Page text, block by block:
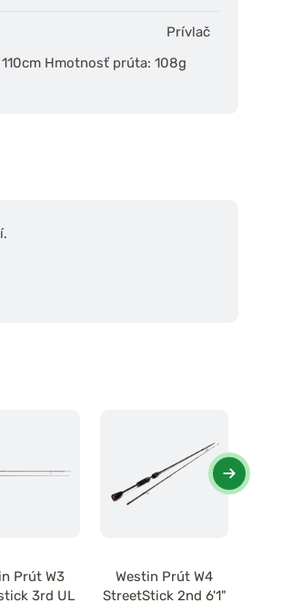
Prívlač
Hmotnosť prúta: 108g
Prút W3
3rd UL
Westin Prút W4
StreetStick 2nd 6'1"